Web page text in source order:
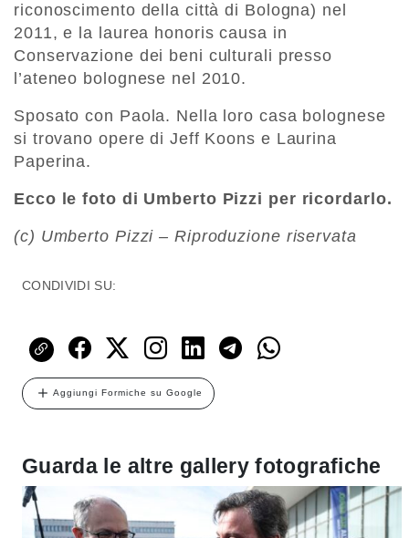
riconoscimento della città di Bologna) nel
2011, e la laurea honoris causa in
Conservazione dei beni culturali presso
l’ateneo bolognese nel 2010.
Sposato con Paola. Nella loro casa bolognese
si trovano opere di Jeff Koons e Laurina
Paperina.
Ecco le foto di Umberto Pizzi per ricordarlo.
(c) Umberto Pizzi – Riproduzione riservata
CONDIVIDI SU:
Aggiungi Formiche su Google
Guarda le altre gallery fotografiche